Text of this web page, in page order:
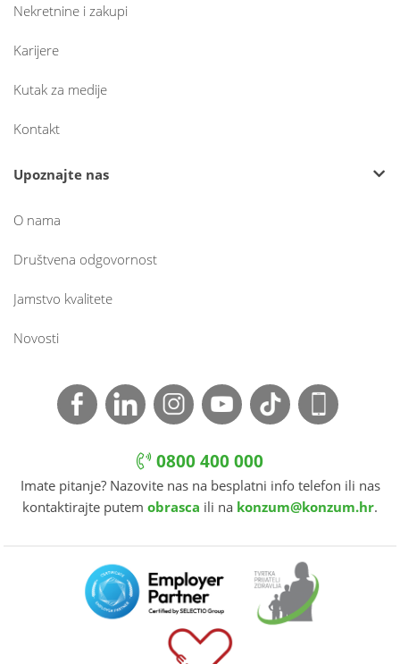
Nekretnine i zakupi
Karijere
Kutak za medije
Kontakt
Upoznajte nas
O nama
Društvena odgovornost
Jamstvo kvalitete
Novosti
0800 400 000
Imate pitanje? Nazovite nas na besplatni info telefon ili nas
kontaktirajte putem obrasca ili na konzum@konzum.hr.